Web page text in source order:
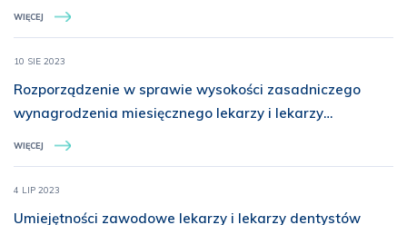
WIĘCEJ
10 SIE 2023
Rozporządzenie w sprawie wysokości zasadniczego
wynagrodzenia miesięcznego lekarzy i lekarzy
dentystów odbywających specjalizacje w ramach
WIĘCEJ
4 LIP 2023
Umiejętności zawodowe lekarzy i lekarzy dentystów